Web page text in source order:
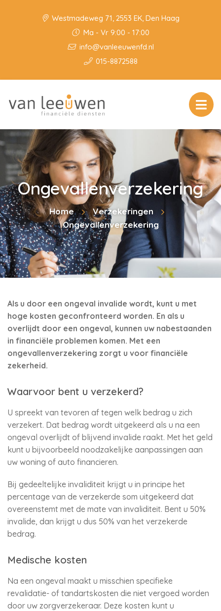
Westmadeweg 71, 2553 EK, Den Haag
Ma - Vr 9:00 - 17:00
info@vanleeuwenfd.nl
015-8872588
Ongevallenverzekering
Home
Verzekeringen
Ongevallenverzekering
Als u door een ongeval invalide wordt, kunt u met
hoge kosten geconfronteerd worden. En als u
overlijdt door een ongeval, kunnen uw nabestaanden
in financiële problemen komen. Met een
ongevallenverzekering zorgt u voor financiële
zekerheid.
Waarvoor bent u verzekerd?
U spreekt van tevoren af tegen welk bedrag u zich
verzekert. Dat bedrag wordt uitgekeerd als u na een
ongeval overlijdt of blijvend invalide raakt. Met het geld
kunt u bijvoorbeeld noodzakelijke aanpassingen aan
uw woning of auto financieren.
Bij gedeeltelijke invaliditeit krijgt u in principe het
percentage van de verzekerde som uitgekeerd dat
overeenstemt met de mate van invaliditeit. Bent u 50%
invalide, dan krijgt u dus 50% van het verzekerde
bedrag.
Medische kosten
Na een ongeval maakt u misschien specifieke
revalidatie- of tandartskosten die niet vergoed worden
door uw zorgverzekeraar. Deze kosten kunt u